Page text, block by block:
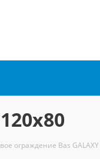
ограждение Bas GALAXY